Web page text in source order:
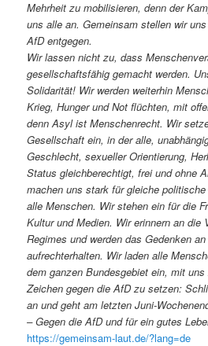
Mehrheit zu mobilisieren, denn der
uns alle an. Gemeinsam stellen wir
AfD entgegen.
Wir lassen nicht zu, dass
gesellschaftsfähig gemacht werden.
Solidarität! Wir werden weiterhin
Krieg, Hunger und Not flüchten, mit
denn Asyl ist Menschenrecht. Wir
Gesellschaft ein, in der alle,
Geschlecht, sexueller Orientierung,
Status gleichberechtigt, frei und ohne
machen uns stark für gleiche
alle Menschen. Wir stehen ein für die
Kultur und Medien. Wir erinnern an die
Regimes und werden das Gedenken
aufrechterhalten. Wir laden alle
dem ganzen Bundesgebiet ein, mit
Zeichen gegen die AfD zu setzen:
an und geht am letzten Juni-
– Gegen die AfD und für ein gutes
https://gemeinsam-laut.de/?lang=de